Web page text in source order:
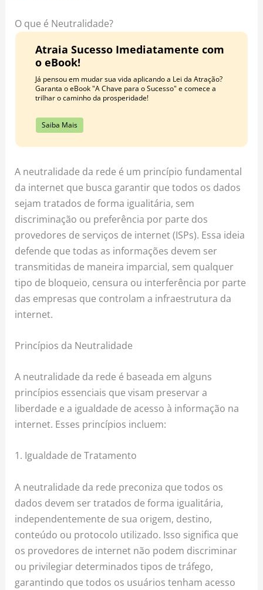
k
m t
O que é Neutralidade?
Atraia Sucesso Imediatamente com
o eBook!
Já pensou em mudar sua vida aplicando a Lei da Atração?
Garanta o eBook "A Chave para o Sucesso" e comece a
trilhar o caminho da prosperidade!
Saiba Mais
A neutralidade da rede é um princípio fundamental
da internet que busca garantir que todos os dados
sejam tratados de forma igualitária, sem
discriminação ou preferência por parte dos
provedores de serviços de internet (ISPs). Essa ideia
defende que todas as informações devem ser
transmitidas de maneira imparcial, sem qualquer
tipo de bloqueio, censura ou interferência por parte
das empresas que controlam a infraestrutura da
internet.
Princípios da Neutralidade
A neutralidade da rede é baseada em alguns
princípios essenciais que visam preservar a
liberdade e a igualdade de acesso à informação na
internet. Esses princípios incluem:
1. Igualdade de Tratamento
A neutralidade da rede preconiza que todos os
dados devem ser tratados de forma igualitária,
independentemente de sua origem, destino,
conteúdo ou protocolo utilizado. Isso significa que
os provedores de internet não podem discriminar
ou privilegiar determinados tipos de tráfego,
garantindo que todos os usuários tenham acesso